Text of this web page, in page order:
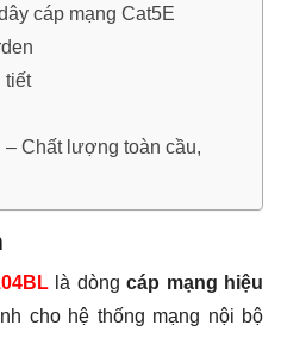
cáp mạng Cat5E
tiết
Chất lượng toàn cầu,
là dòngcáp mạng hiệu
cho hệ thống mạng nội bộ